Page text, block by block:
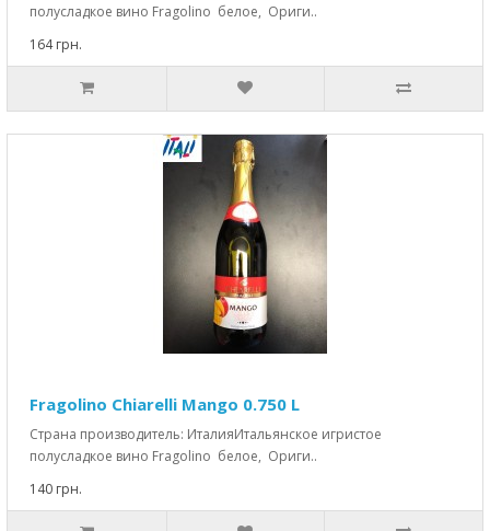
полусладкое вино Fragolino белое, Ориги..
164 грн.
Fragolino Chiarelli Mango 0.750 L
Страна производитель: ИталияИтальянское игристое
полусладкое вино Fragolino белое, Ориги..
140 грн.